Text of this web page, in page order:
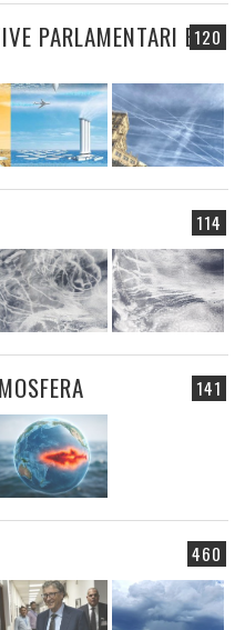
120
PARLAMENTARI E
114
141
460